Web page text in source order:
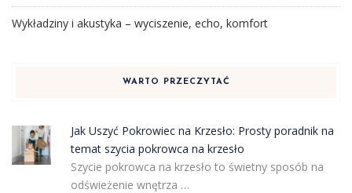
Wykładziny i akustyka – wyciszenie, echo, komfort
WARTO PRZECZYTAĆ
Jak Uszyć Pokrowiec na Krzesło: Prosty poradnik na
temat szycia pokrowca na krzesło
Szycie pokrowca na krzesło to świetny sposób na
odświeżenie wnętrza …